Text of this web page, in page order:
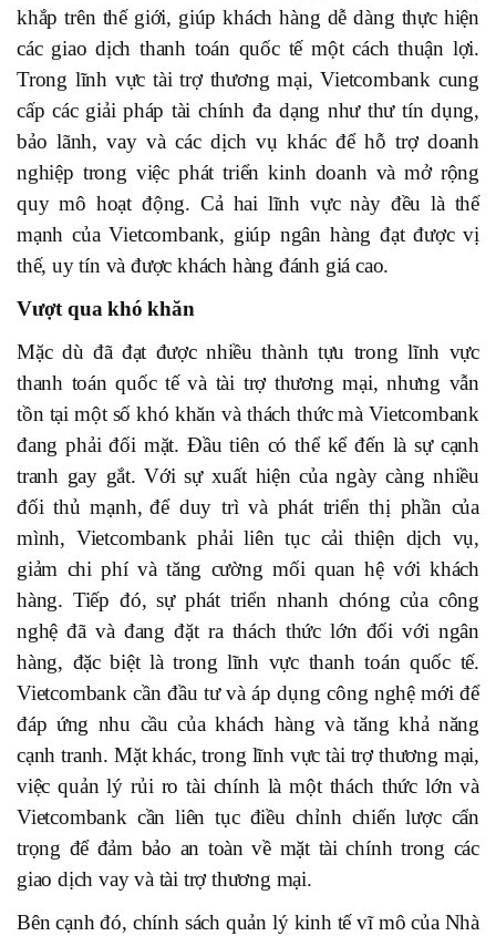
khắp trên thế giới, giúp khách hàng dễ dàng thực hiện
các giao dịch thanh toán quốc tế một cách thuận lợi.
Trong lĩnh vực tài trợ thương mại, Vietcombank cung
cấp các giải pháp tài chính đa dạng như thư tín dụng,
bảo lãnh, vay và các dịch vụ khác để hỗ trợ doanh
nghiệp trong việc phát triển kinh doanh và mở rộng
quy mô hoạt động. Cả hai lĩnh vực này đều là thế
mạnh của Vietcombank, giúp ngân hàng đạt được vị
thế, uy tín và được khách hàng đánh giá cao.
Vượt qua khó khăn
Mặc dù đã đạt được nhiều thành tựu trong lĩnh vực
thanh toán quốc tế và tài trợ thương mại, nhưng vẫn
tồn tại một số khó khăn và thách thức mà Vietcombank
đang phải đối mặt. Đầu tiên có thể kể đến là sự cạnh
tranh gay gắt.Với sự xuất hiện của ngày càng nhiều
đối thủ mạnh, để duy trì và phát triển thị phần của
mình, Vietcombank phải liên tục cải thiện dịch vụ,
giảm chi phí và tăng cường mối quan hệ với khách
hàng. Tiếp đó,sự phát triển nhanh chóng của công
nghệ đã và đang đặt ra thách thức lớn đối với ngân
hàng, đặc biệt là trong lĩnh vực thanh toán quốc tế.
Vietcombank cần đầu tư và áp dụng công nghệ mới để
đáp ứng nhu cầu của khách hàng và tăng khả năng
cạnh tranh.Mặt khác,trong lĩnh vực tài trợ thương mại,
việc quản lý rủi ro tài chính là một thách thức lớn và
Vietcombank cần liên tục điều chỉnh chiến lược cẩn
trọng để đảm bảo an toàn về mặt tài chính trong các
giao dịch vay và tài trợ thương mại.
Bên cạnh đó, chính sách quản lý kinh tế vĩ mô của Nhà